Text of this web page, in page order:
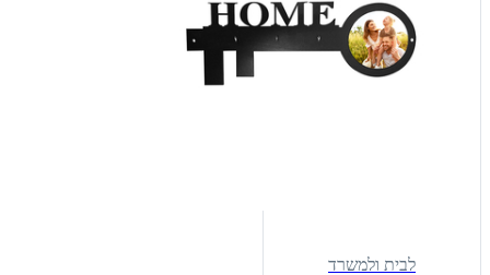
לבית ולמשרד